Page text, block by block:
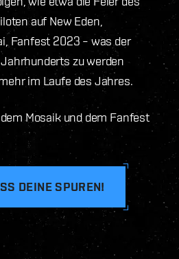
auf New Eden,
Fanfest 2023 – was der
zu werden
im Laufe des Jahres.
Mosaik und dem Fanfest
DEINE SPUREN!